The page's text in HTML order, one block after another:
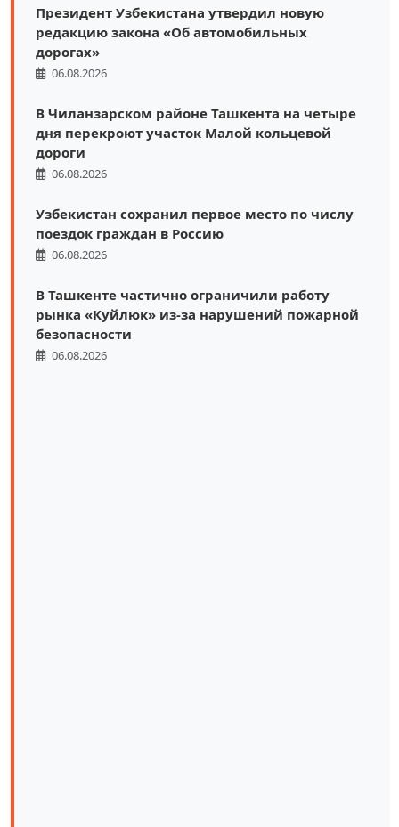
Президент Узбекистана утвердил новую
редакцию закона «Об автомобильных
дорогах»
06.08.2026
В Чиланзарском районе Ташкента на четыре
дня перекроют участок Малой кольцевой
дороги
06.08.2026
Узбекистан сохранил первое место по числу
поездок граждан в Россию
06.08.2026
В Ташкенте частично ограничили работу
рынка «Куйлюк» из-за нарушений пожарной
безопасности
06.08.2026